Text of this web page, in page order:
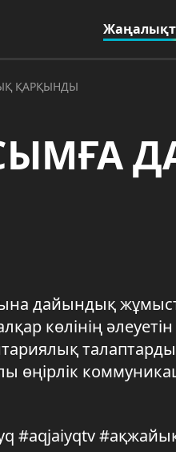
ҚАРҚЫНДЫ
дайындық
көлінің
өңірлік
#aqjaiyqtv